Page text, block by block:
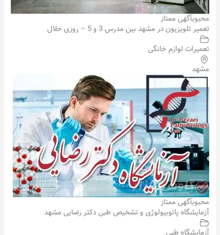
محبوبآگهی ممتاز
تعمیر تلویزیون در مشهد بین مدرس 3 و 5 – روزی حلال
تعمیرات لوازم خانگی
مشهد
محبوبآگهی ممتاز
آزمایشگاه پاتوبیولوژی و تشخیص طبی دکتر رضایی مشهد
آزمایشگاه طبی